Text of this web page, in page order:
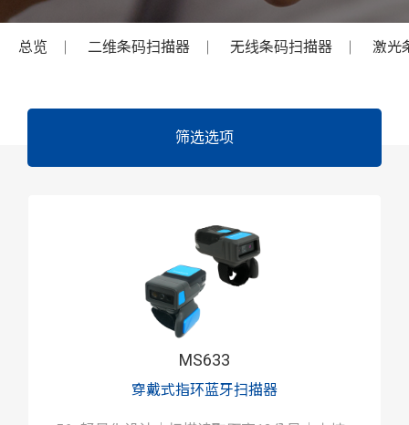
总览 二维条码扫描器 无线条码扫描器 激光
筛选选项
MS633
穿戴式指环蓝牙扫描器